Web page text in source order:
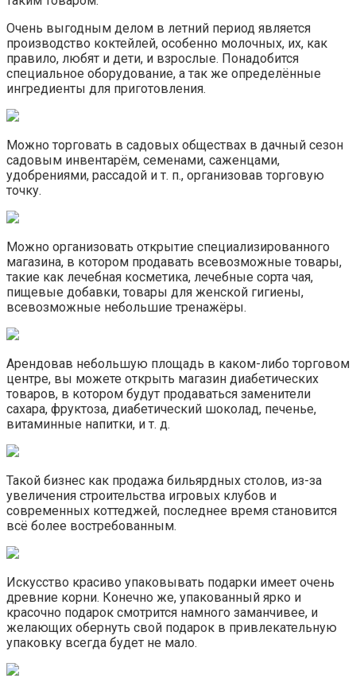
Очень выгодным делом в летний период является
производство коктейлей, особенно молочных, их, как
правило, любят и дети, и взрослые. Понадобится
специальное оборудование, а так же определённые
ингредиенты для приготовления.
Можно торговать в садовых обществах в дачный сезон
садовым инвентарём, семенами, саженцами,
удобрениями, рассадой и т. п., организовав торговую
точку.
Можно организовать открытие специализированного
магазина, в котором продавать всевозможные товары,
такие как лечебная косметика, лечебные сорта чая,
пищевые добавки, товары для женской гигиены,
всевозможные небольшие тренажёры.
Арендовав небольшую площадь в каком-либо торговом
центре, вы можете открыть магазин диабетических
товаров, в котором будут продаваться заменители
сахара, фруктоза, диабетический шоколад, печенье,
витаминные напитки, и т. д.
Такой бизнес как продажа бильярдных столов, из-за
увеличения строительства игровых клубов и
современных коттеджей, последнее время становится
всё более востребованным.
Искусство красиво упаковывать подарки имеет очень
древние корни. Конечно же, упакованный ярко и
красочно подарок смотрится намного заманчивее, и
желающих обернуть свой подарок в привлекательную
упаковку всегда будет не мало.